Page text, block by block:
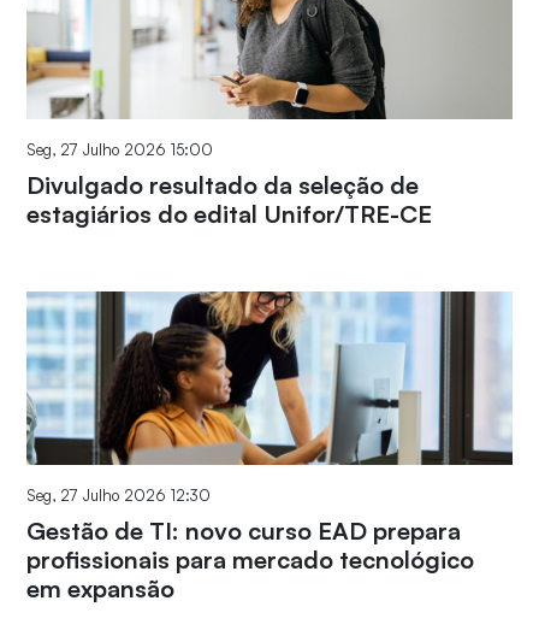
Seg, 27 Julho 2026 15:00
Divulgado resultado da seleção de
estagiários do edital Unifor/TRE-CE
Seg, 27 Julho 2026 12:30
Gestão de TI: novo curso EAD prepara
profissionais para mercado tecnológico
em expansão